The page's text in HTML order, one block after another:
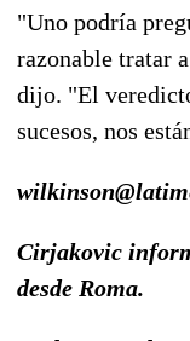
"Uno podría
razonable tratar
dijo. "El
sucesos, nos
Cirjakovic
desde Roma.